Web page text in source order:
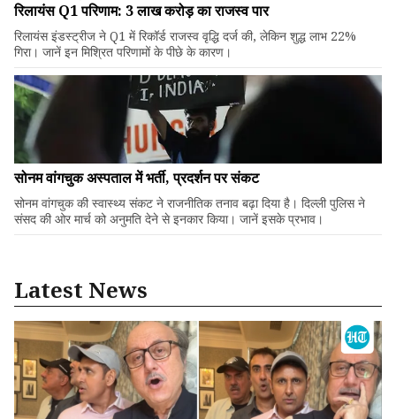
रिलायंस Q1 परिणाम: ₹3 लाख करोड़ का राजस्व पार
रिलायंस इंडस्ट्रीज ने Q1 में रिकॉर्ड राजस्व वृद्धि दर्ज की, लेकिन शुद्ध लाभ 22%
गिरा। जानें इन मिश्रित परिणामों के पीछे के कारण।
सोनम वांगचुक अस्पताल में भर्ती, प्रदर्शन पर संकट
सोनम वांगचुक की स्वास्थ्य संकट ने राजनीतिक तनाव बढ़ा दिया है। दिल्ली पुलिस ने
संसद की ओर मार्च को अनुमति देने से इनकार किया। जानें इसके प्रभाव।
Latest News